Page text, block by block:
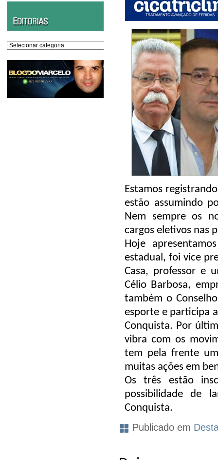
Editorias
Estamos
estão assumindo
Nem sempre os
cargos eletivos nas
Hoje
estadual, foi vice
Casa, professor e
Célio Barbosa,
também o
esporte e participa
Conquista. Por
vibra com os
tem pela frente
muitas ações em
Os três estão
possibilidade de
Conquista.
Publicado em